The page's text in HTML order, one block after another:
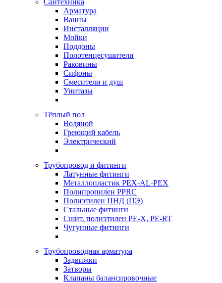
Сантехника
Арматура
Ванны
Инсталляции
Мойки
Поддоны
Полотенцесушители
Раковины
Сифоны
Смесители и душ
Унитазы
Тёплый пол
Водяной
Греющий кабель
Электрический
Трубопровод и фитинги
Латунные фитинги
Металлопластик PEX-AL-PEX
Полипропилен PPRC
Полиэтилен ПНД (ПЭ)
Стальные фитинги
Сшит. полиэтилен PE-X, PE-RT
Чугунные фитинги
Трубопроводная арматура
Задвижки
Затворы
Клапаны балансировочные